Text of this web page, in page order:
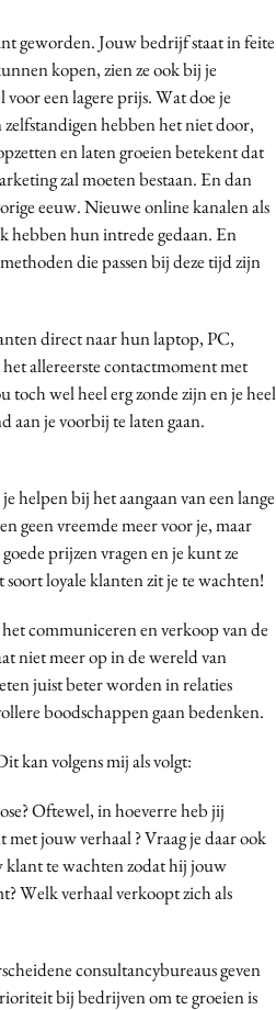
geworden. Jouw bedrijf staat in feite
kopen, zien ze ook bij je
een lagere prijs. Wat doe je
hebben het niet door,
en laten groeien betekent dat
zal moeten bestaan. En dan
eeuw. Nieuwe online kanalen als
hun intrede gedaan. En
die passen bij deze tijd zijn
direct naar hun laptop, PC,
allereerste contactmoment met
wel heel erg zonde zijn en je heel
aan je voorbij te laten gaan.
helpen bij het aangaan van een lange
geen vreemde meer voor je, maar
prijzen vragen en je kunt ze
loyale klanten zit je te wachten!
communiceren en verkoop van de
niet meer op in de wereld van
juist beter worden in relaties
boodschappen gaan bedenken.
kan volgens mij als volgt:
Oftewel, in hoeverre heb jij
jouw verhaal ? Vraag je daar ook
te wachten zodat hij jouw
Welk verhaal verkoopt zich als
consultancybureaus geven
bij bedrijven om te groeien is